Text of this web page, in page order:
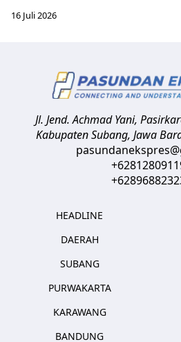
16 Juli 2026
Jl. Jend. Achmad Yani,
Kabupaten Subang, Jawa
HEADLINE
DAERAH
SUBANG
PURWAKARTA
KARAWANG
BANDUNG